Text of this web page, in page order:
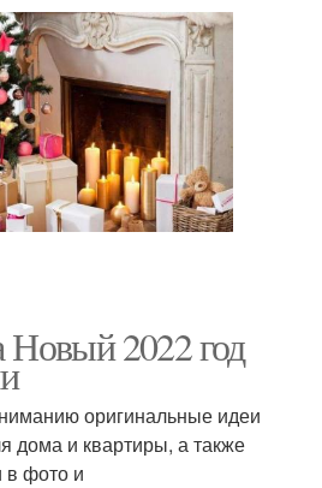
2022 год
оригинальные идеи
дома и квартиры, а также
в фото и